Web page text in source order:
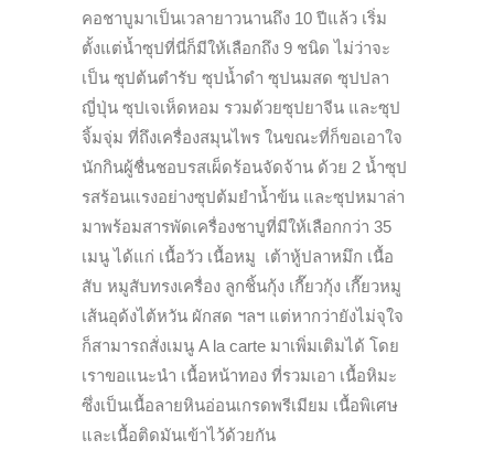
คอชาบูมาเป็นเวลายาวนานถึง 10 ปีแล้ว เริ่ม
ตั้งแต่น้ำซุปที่นี่ก็มีให้เลือกถึง 9 ชนิด ไม่ว่าจะ
เป็น ซุปต้นตำรับ ซุปน้ำดำ ซุปนมสด ซุปปลา
ญี่ปุ่น ซุปเจเห็ดหอม รวมด้วยซุปยาจีน และซุป
จิ้มจุ่ม ที่ถึงเครื่องสมุนไพร ในขณะที่ก็ขอเอาใจ
นักกินผู้ชื่นชอบรสเผ็ดร้อนจัดจ้าน ด้วย 2 น้ำซุป
รสร้อนแรงอย่างซุปต้มยำน้ำข้น และซุปหมาล่า
มาพร้อมสารพัดเครื่องชาบูที่มีให้เลือกกว่า 35
เมนู ได้แก่ เนื้อวัว เนื้อหมู เต้าหู้ปลาหมึก เนื้อ
สับ หมูสับทรงเครื่อง ลูกชิ้นกุ้ง เกี๊ยวกุ้ง เกี๊ยวหมู
เส้นอุด้งไต้หวัน ผักสด ฯลฯ แต่หากว่ายังไม่จุใจ
ก็สามารถสั่งเมนู A la carte มาเพิ่มเติมได้ โดย
เราขอแนะนำ เนื้อหน้าทอง ที่รวมเอา เนื้อหิมะ
ซึ่งเป็นเนื้อลายหินอ่อนเกรดพรีเมียม เนื้อพิเศษ
และเนื้อติดมันเข้าไว้ด้วยกัน